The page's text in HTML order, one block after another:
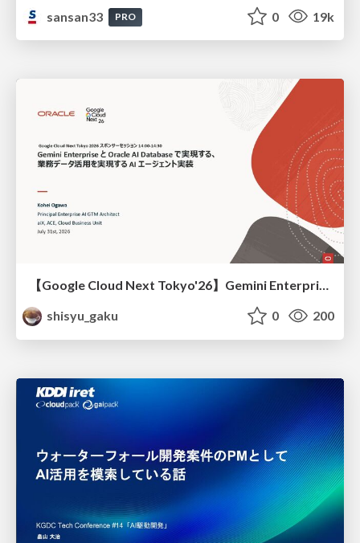
sansan33
PRO 0 19k
【Google Cloud Next Tokyo'26】Gemini Enterprise と Oracle AI Database で実現する、 業務データ活用を実現する AI エージェント実装
shisyu_gaku
0 200